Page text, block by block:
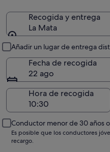
Recogida y entrega
La Mata
Añadir un lugar de entrega
Fecha de recogida
22 ago
Hora de recogida
Conductor menor de 30 años
Es posible que los conductores
recargo.